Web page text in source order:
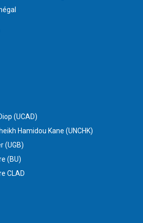
(UCAD)
Hamidou Kane (UNCHK)
(UGB)
(BU)
CLAD